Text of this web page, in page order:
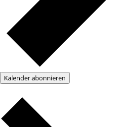
Kalender abonnieren